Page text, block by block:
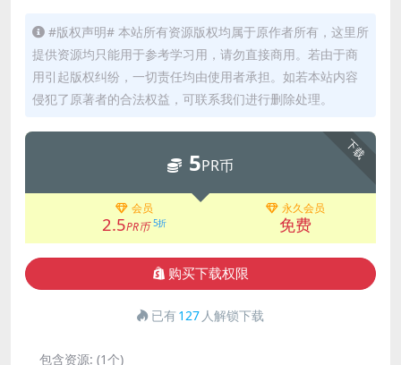
#版权声明# 本站所有资源版权均属于原作者所有，这里所
提供资源均只能用于参考学习用，请勿直接商用。若由于商
用引起版权纠纷，一切责任均由使用者承担。如若本站内容
侵犯了原著者的合法权益，可联系我们进行删除处理。
下载
5PR币
会员
2.5PR币 5折
永久会员
免费
购买下载权限
已有127 人解锁下载
包含资源: (1个)